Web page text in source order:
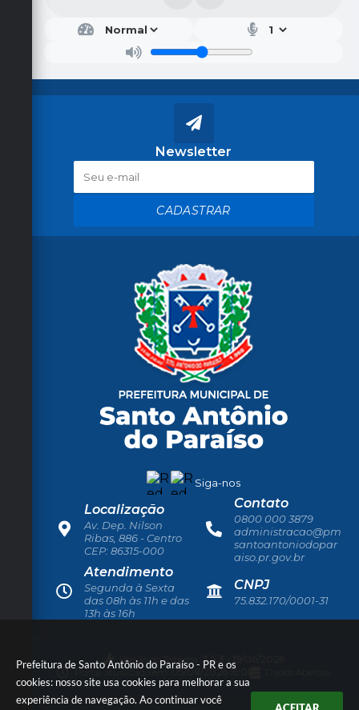
Prefeitura de Santo Antônio do Paraíso - PR e os
cookies: nosso site usa cookies para melhorar a sua
experiência de navegação. Ao continuar você
Newsletter
CADASTRAR
Siga-nos
Localização
Av. Dep. Nilson
Ribas, 886 - Centro
CEP: 86315-000
Contato
0800 000 3879
administracao@pm
santoantoniodopar
aiso.pr.gov.br
Atendimento
Segunda à Sexta
das 08h às 11h e das
13h às 16h
CNPJ
75.832.170/0001-31
Versão do Sistema:
3.5.3 - 19/06/2026
Portal atualizado em:05/08/2026 16:01